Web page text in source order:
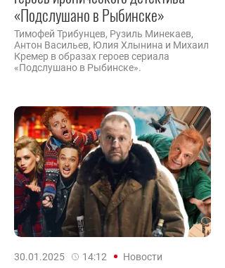
«Подслушано в Рыбинске»
Тимофей Трибунцев, Рузиль Минекаев,
Антон Васильев, Юлия Хлынина и Михаил
Кремер в образах героев сериала
«Подслушано в Рыбинске».
30.01.2025 14:12 Новости